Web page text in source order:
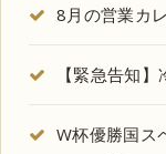
8月の営業カ
【緊急告知
W杯優勝国ス